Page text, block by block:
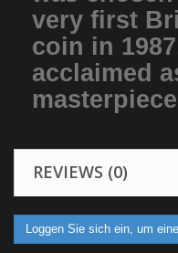
very first
coin in
acclaimed
REVIEWS (0)
Loggen Sie sich ein, um